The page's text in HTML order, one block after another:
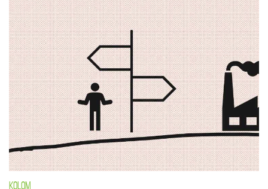
KOLOM